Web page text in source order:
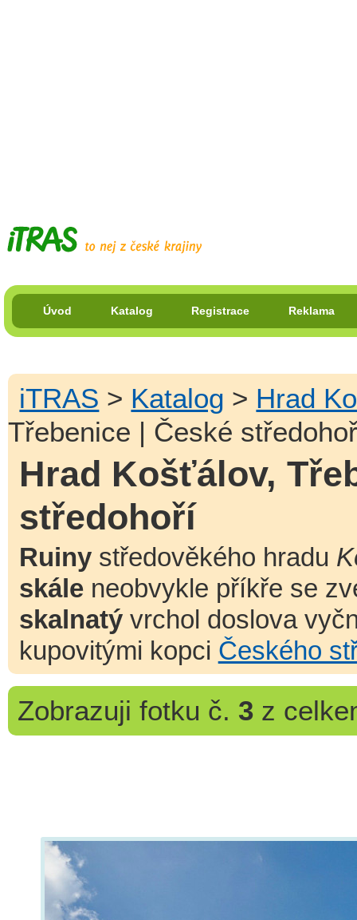
Úvod Katalog Registrace Reklama
iTRAS > Katalog > Hrad
Třebenice | České
Hrad Košťálov,
středohoří
Ruinystředověkého hradu
skáleneobvykle příkře se
skalnatývrchol doslova
kupovitými kopci Českého
Zobrazuji fotku č. 3z